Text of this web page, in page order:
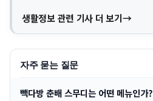
생활정보 관련 기사 더 보기
자주 묻는 질문
빽다방 춘배 스무디는 어떤 메뉴인가?